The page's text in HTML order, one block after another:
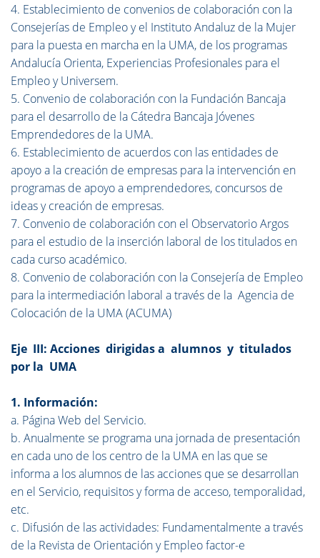
4. Establecimiento de convenios de colaboración con la
Consejerías de Empleo y el Instituto Andaluz de la Mujer
para la puesta en marcha en la UMA, de los programas
Andalucía Orienta, Experiencias Profesionales para el
Empleo y Universem.
5. Convenio de colaboración con la Fundación Bancaja
para el desarrollo de la Cátedra Bancaja Jóvenes
Emprendedores de la UMA.
6. Establecimiento de acuerdos con las entidades de
apoyo a la creación de empresas para la intervención en
programas de apoyo a emprendedores, concursos de
ideas y creación de empresas.
7. Convenio de colaboración con el Observatorio Argos
para el estudio de la inserción laboral de los titulados en
cada curso académico.
8. Convenio de colaboración con la Consejería de Empleo
para la intermediación laboral a través de la Agencia de
Colocación de la UMA (ACUMA)
Eje III: Acciones dirigidas a alumnos y titulados
por la UMA
1. Información:
a. Página Web del Servicio.
b. Anualmente se programa una jornada de presentación
en cada uno de los centro de la UMA en las que se
informa a los alumnos de las acciones que se desarrollan
en el Servicio, requisitos y forma de acceso, temporalidad,
etc.
c. Difusión de las actividades: Fundamentalmente a través
de la Revista de Orientación y Empleo factor-e